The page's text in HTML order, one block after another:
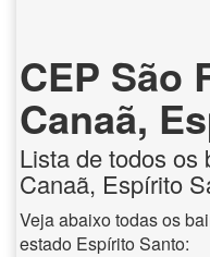
CEP São
Canaã,
Lista de todos os
Canaã, Espírito
Veja abaixo todas os
estado Espírito Santo: